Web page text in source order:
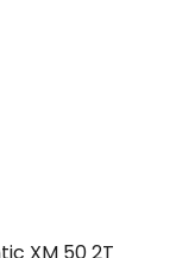
XM 50 2T